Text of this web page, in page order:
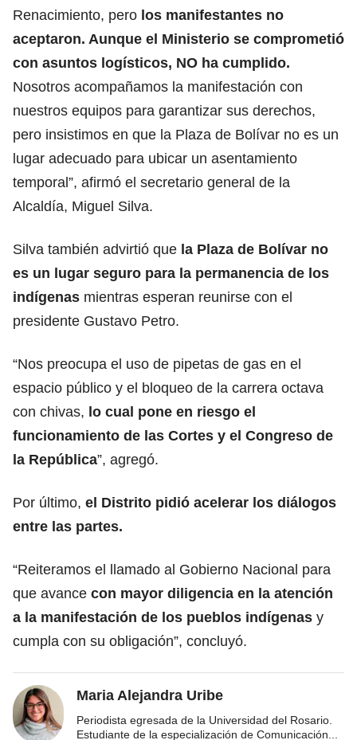
Renacimiento, pero los manifestantes no
aceptaron. Aunque el Ministerio se comprometió
con asuntos logísticos, NO ha cumplido.
Nosotros acompañamos la manifestación con
nuestros equipos para garantizar sus derechos,
pero insistimos en que la Plaza de Bolívar no es un
lugar adecuado para ubicar un asentamiento
temporal”, afirmó el secretario general de la
Alcaldía, Miguel Silva.
Silva también advirtió que la Plaza de Bolívar no
es un lugar seguro para la permanencia de los
indígenas mientras esperan reunirse con el
presidente Gustavo Petro.
“Nos preocupa el uso de pipetas de gas en el
espacio público y el bloqueo de la carrera octava
con chivas, lo cual pone en riesgo el
funcionamiento de las Cortes y el Congreso de
la República”, agregó.
Por último, el Distrito pidió acelerar los diálogos
entre las partes.
“Reiteramos el llamado al Gobierno Nacional para
que avance con mayor diligencia en la atención
a la manifestación de los pueblos indígenas y
cumpla con su obligación”, concluyó.
Maria Alejandra Uribe
Periodista egresada de la Universidad del Rosario.
Estudiante de la especialización de Comunicación